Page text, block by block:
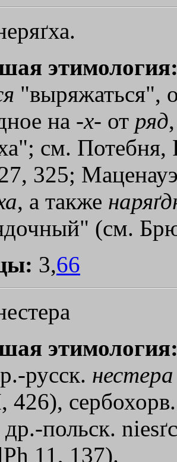
"выряжаться",
на -х- от ряд
см.
325;
, а также
(см.
3,66
русск. нестера
426),
др.-польск.
11, 137).